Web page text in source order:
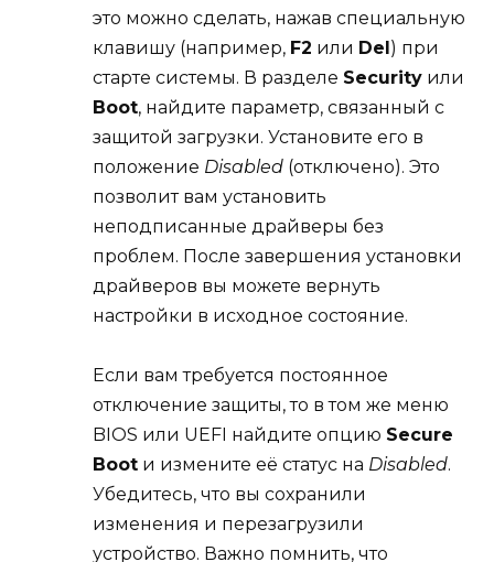
это можно сделать, нажав специальную
клавишу (например, F2 или Del) при
старте системы. В разделе Security или
Boot, найдите параметр, связанный с
защитой загрузки. Установите его в
положение Disabled (отключено). Это
позволит вам установить
неподписанные драйверы без
проблем. После завершения установки
драйверов вы можете вернуть
настройки в исходное состояние.
Если вам требуется постоянное
отключение защиты, то в том же меню
BIOS или UEFI найдите опцию Secure
Boot и измените её статус на Disabled.
Убедитесь, что вы сохранили
изменения и перезагрузили
устройство. Важно помнить, что